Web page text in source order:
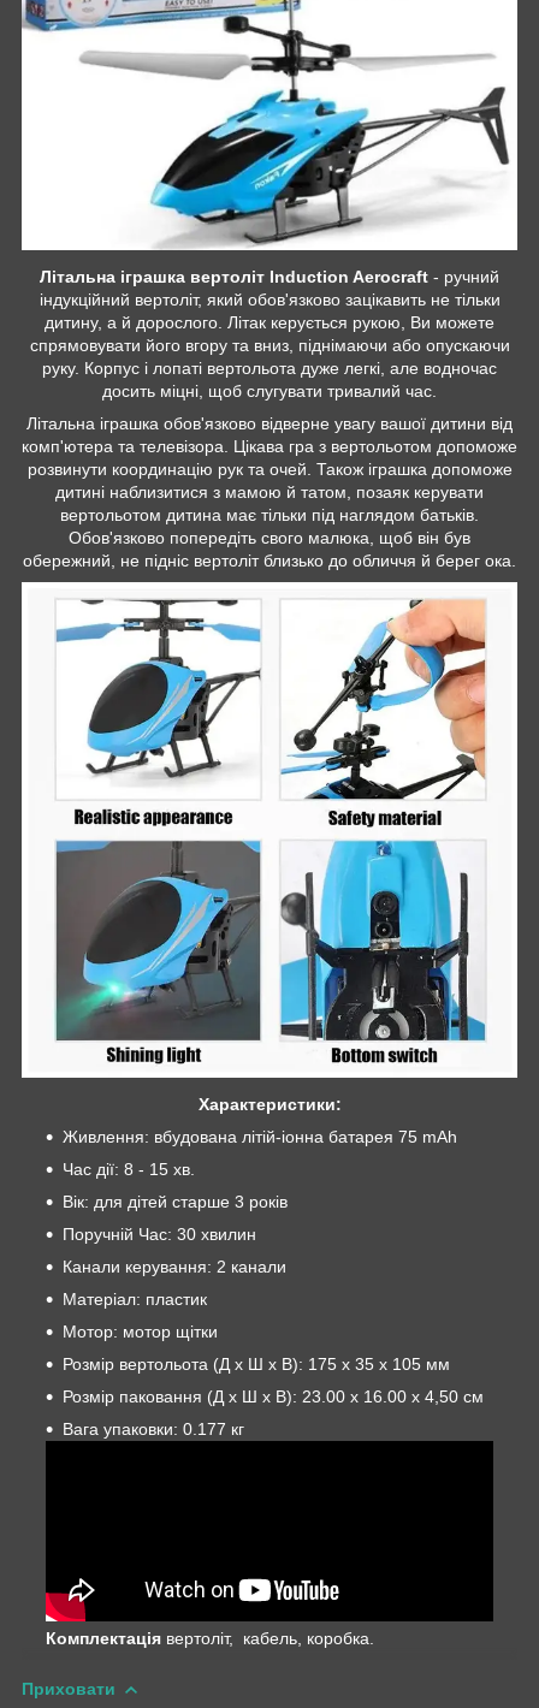
Літальна іграшка вертоліт Induction Aerocraft - ручний
індукційний вертоліт, який обов'язково зацікавить не тільки
дитину, а й дорослого. Літак керується рукою, Ви можете
спрямовувати його вгору та вниз, піднімаючи або опускаючи
руку. Корпус і лопаті вертольота дуже легкі, але водночас
досить міцні, щоб слугувати тривалий час.
Літальна іграшка обов'язково відверне увагу вашої дитини від
комп'ютера та телевізора. Цікава гра з вертольотом допоможе
розвинути координацію рук та очей. Також іграшка допоможе
дитині наблизитися з мамою й татом, позаяк керувати
вертольотом дитина має тільки під наглядом батьків.
Обов'язково попередіть свого малюка, щоб він був
обережний, не підніс вертоліт близько до обличчя й берег ока.
Характеристики:
Живлення: вбудована літій-іонна батарея 75 mАh
Час дії: 8 - 15 хв.
Вік: для дітей старше 3 років
Поручній Час: 30 хвилин
Канали керування: 2 канали
Матеріал: пластик
Мотор: мотор щітки
Розмір вертольота (Д х Ш х В): 175 х 35 х 105 мм
Розмір паковання (Д х Ш х В): 23.00 х 16.00 х 4,50 см
Вага упаковки: 0.177 кг
Комплектація вертоліт, кабель, коробка.
Приховати